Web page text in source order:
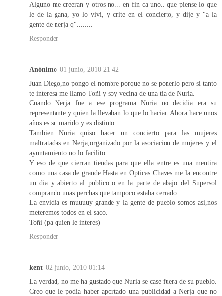
Alguno me creeran y otros no... en fin ca uno.. que piense lo que
le de la gana, yo lo vivi, y crite en el concierto, y dije y "a la
gente de nerja q"........
Responder
Anónimo 01 junio, 2010 21:42
Juan Diego,no pongo el nombre porque no se ponerlo pero si tanto
te interesa me llamo Toñi y soy vecina de una tia de Nuria.
Cuando Nerja fue a ese programa Nuria no decidia era su
representante y quien la llevaban lo que lo hacian.Ahora hace unos
años es su marido y es distinto.
Tambien Nuria quiso hacer un concierto para las mujeres
maltratadas en Nerja,organizado por la asociacion de mujeres y el
ayuntamiento no lo facilito.
Y eso de que cierran tiendas para que ella entre es una mentira
como una casa de grande.Hasta en Opticas Chaves me la encontre
un dia y abierto al publico o en la parte de abajo del Supersol
comprando unas perchas que tampoco estaba cerrado.
La envidia es muuuuy grande y la gente de pueblo somos asi,nos
meteremos todos en el saco.
Toñi (pa quien le interes)
Responder
kent 02 junio, 2010 01:14
La verdad, no me ha gustado que Nuria se case fuera de su pueblo.
Creo que le podia haber aportado una publicidad a Nerja que no